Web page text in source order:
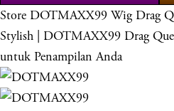
e
n
u
Store DOTMAXX99 Wig Drag
Stylish | DOTMAXX99 Drag
untuk Penampilan Anda